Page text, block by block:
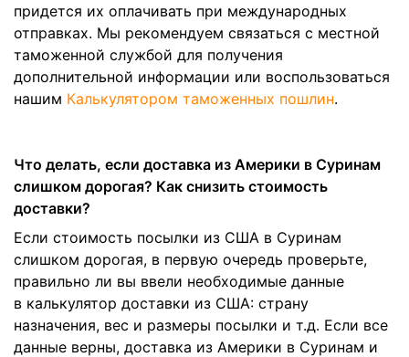
придется их оплачивать при международных
отправках. Мы рекомендуем связаться с местной
таможенной службой для получения
дополнительной информации или воспользоваться
нашим Калькулятором таможенных пошлин.
Что делать, если доставка из Америки в Суринам
слишком дорогая? Как снизить стоимость
доставки?
Если стоимость посылки из США в Суринам
слишком дорогая, в первую очередь проверьте,
правильно ли вы ввели необходимые данные
в калькулятор доставки из США: страну
назначения, вес и размеры посылки и т.д. Если все
данные верны, доставка из Америки в Суринам и